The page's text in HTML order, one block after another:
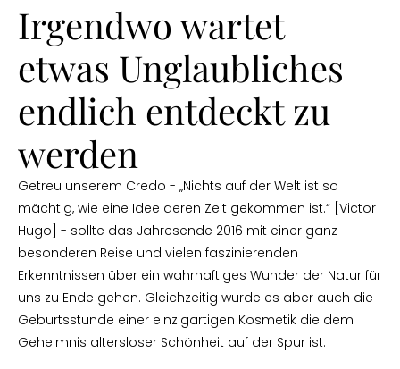
Irgendwo wartet
etwas Unglaubliches
endlich entdeckt zu
werden
Getreu unserem Credo - „Nichts auf der Welt ist so
mächtig, wie eine Idee deren Zeit gekommen ist.“ [Victor
Hugo] - sollte das Jahresende 2016 mit einer ganz
besonderen Reise und vielen faszinierenden
Erkenntnissen über ein wahrhaftiges Wunder der Natur für
uns zu Ende gehen. Gleichzeitig wurde es aber auch die
Geburtsstunde einer einzigartigen Kosmetik die dem
Geheimnis altersloser Schönheit auf der Spur ist.